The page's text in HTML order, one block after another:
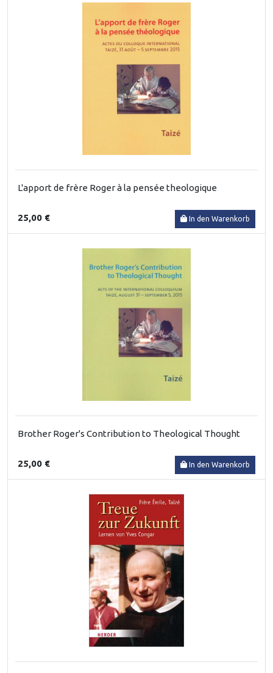
L'apport de frère Roger à la pensée theologique
25,00 € In den Warenkorb
Brother Roger's Contribution to Theological Thought
25,00 € In den Warenkorb